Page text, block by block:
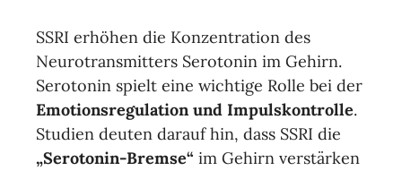
SSRI erhöhen die Konzentration des
Neurotransmitters Serotonin im Gehirn.
Serotonin spielt eine wichtige Rolle bei der
Emotionsregulation und Impulskontrolle.
Studien deuten darauf hin, dass SSRI die
„Serotonin-Bremse“ im Gehirn verstärken